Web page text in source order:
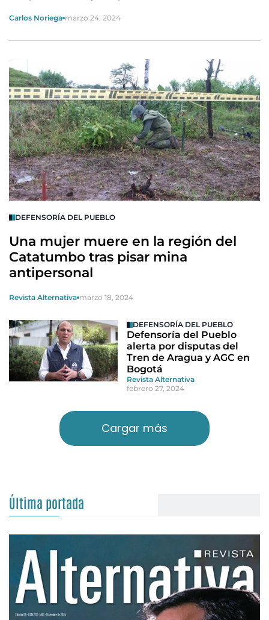
Carlos Noriega marzo 24, 2024
DEFENSORÍA DEL PUEBLO
Una mujer muere en la región del
Catatumbo tras pisar mina
antipersonal
Revista Alternativa marzo 18, 2024
DEFENSORÍA DEL PUEBLO
Defensoría del Pueblo
alerta por disputas del
Tren de Aragua y AGC en
Bogotá
Revista Alternativa
febrero 27, 2024
Cargar más
Última portada